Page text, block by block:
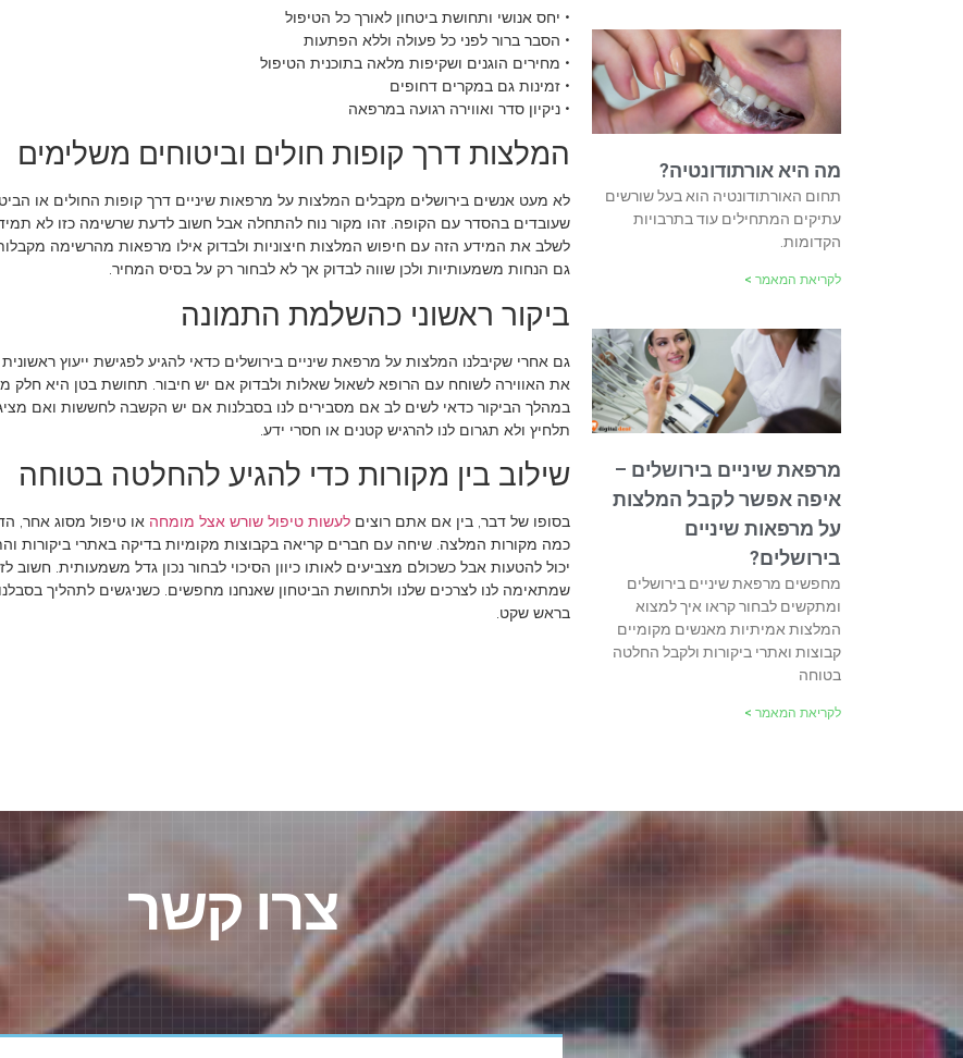
מה היא אורתודונטיה?
תחום האורתודונטיה הוא בעל שורשים
עתיקים המתחילים עוד בתרבויות
הקדומות.
לקריאת המאמר >
מרפאת שיניים בירושלים –
איפה אפשר לקבל המלצות
על מרפאות שיניים
בירושלים?
מחפשים מרפאת שיניים בירושלים
ומתקשים לבחור קראו איך למצוא
המלצות אמיתיות מאנשים מקומיים
קבוצות ואתרי ביקורות ולקבל החלטה
בטוחה
לקריאת המאמר >
• יחס אנושי ותחושת ביטחון לאורך כל הטיפול
• הסבר ברור לפני כל פעולה וללא הפתעות
• מחירים הוגנים ושקיפות מלאה בתוכנית הטיפול
• זמינות גם במקרים דחופים
• ניקיון סדר ואווירה רגועה במרפאה
המלצות דרך קופות חולים וביטוחים משלימים
לא מעט אנשים בירושלים מקבלים המלצות על מרפאות שיניים דרך קופות החולים או
שעובדים בהסדר עם הקופה. זהו מקור נוח להתחלה אבל חשוב לדעת שרשימה כזו לא
לשלב את המידע הזה עם חיפוש המלצות חיצוניות ולבדוק אילו מרפאות מהרשימה
גם הנחות משמעותיות ולכן שווה לבדוק אך לא לבחור רק על בסיס המחיר.
ביקור ראשוני כהשלמת התמונה
גם אחרי שקיבלנו המלצות על מרפאת שיניים בירושלים כדאי להגיע לפגישת ייעוץ
את האווירה לשוחח עם הרופא לשאול שאלות ולבדוק אם יש חיבור. תחושת בטן היא חלק
במהלך הביקור כדאי לשים לב אם מסבירים לנו בסבלנות אם יש הקשבה לחששות ואם
תלחיץ ולא תגרום לנו להרגיש קטנים או חסרי ידע.
שילוב בין מקורות כדי להגיע להחלטה בטוחה
בסופו של דבר, בין אם אתם רוצים לעשות טיפול שורש אצל מומחה או טיפול מסוג אחר,
כמה מקורות המלצה. שיחה עם חברים קריאה בקבוצות מקומיות בדיקה באתרי ביקורות
יכול להטעות אבל כשכולם מצביעים לאותו כיוון הסיכוי לבחור נכון גדל משמעותית.
שמתאימה לנו לצרכים שלנו ולתחושת הביטחון שאנחנו מחפשים. כשניגשים לתהליך
בראש שקט.
צרו קשר